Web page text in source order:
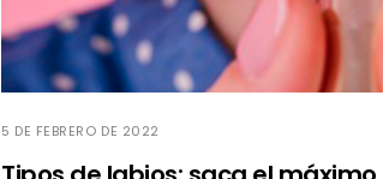
5 DE FEBRERO DE 2022